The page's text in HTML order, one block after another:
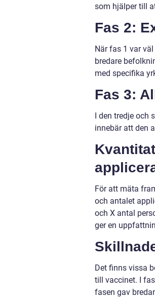
som hjälper till
Fas 2:
När fas 1 var
bredare
med specifika
Fas 3:
I den tredje
innebär att den
För att mäta
och antalet
och X antal
ger en
Det finns vissa
till vaccinet. I
fasen gav